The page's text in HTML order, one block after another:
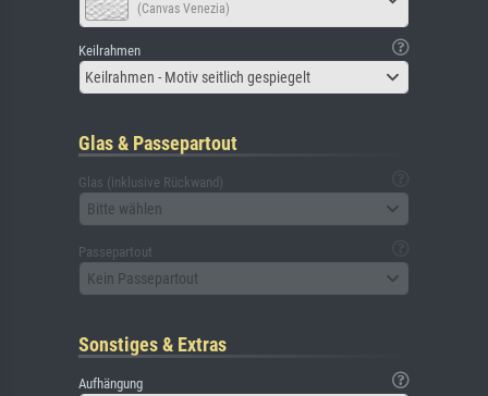
(Canvas Venezia)
Keilrahmen
Keilrahmen - Motiv seitlich gespiegelt
Glas & Passepartout
Glas (inklusive Rückwand)
Bitte wählen
Passepartout
Kein Passepartout
Sonstiges & Extras
Aufhängung